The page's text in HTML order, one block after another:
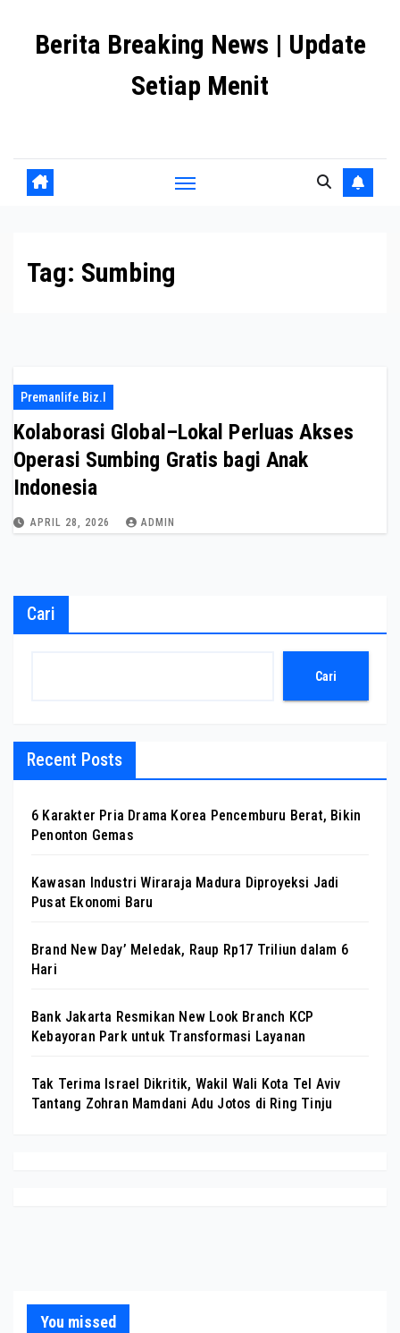
Berita Breaking News | Update
Setiap Menit
Tag: Sumbing
Premanlife.biz.i
Kolaborasi Global–Lokal Perluas Akses
Operasi Sumbing Gratis bagi Anak
Indonesia
APRIL 28, 2026 ADMIN
Cari
Cari
Recent Posts
6 Karakter Pria Drama Korea Pencemburu Berat, Bikin
Penonton Gemas
Kawasan Industri Wiraraja Madura Diproyeksi Jadi
Pusat Ekonomi Baru
Brand New Day’ Meledak, Raup Rp17 Triliun dalam 6
Hari
Bank Jakarta Resmikan New Look Branch KCP
Kebayoran Park untuk Transformasi Layanan
Tak Terima Israel Dikritik, Wakil Wali Kota Tel Aviv
Tantang Zohran Mamdani Adu Jotos di Ring Tinju
You missed